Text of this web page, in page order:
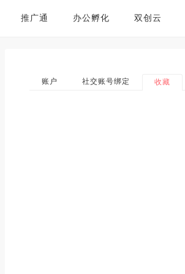
推广通 办公孵化 双创云
账户 社交账号绑定 收藏